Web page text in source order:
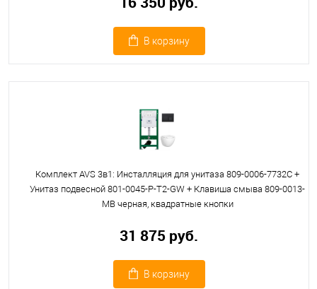
В корзину
Комплект AVS 3в1: Инсталляция для унитаза 809-0006-7732C +
Унитаз подвесной 801-0045-P-T2-GW + Клавиша смыва 809-0013-
MB черная, квадратные кнопки
31 875 руб.
В корзину